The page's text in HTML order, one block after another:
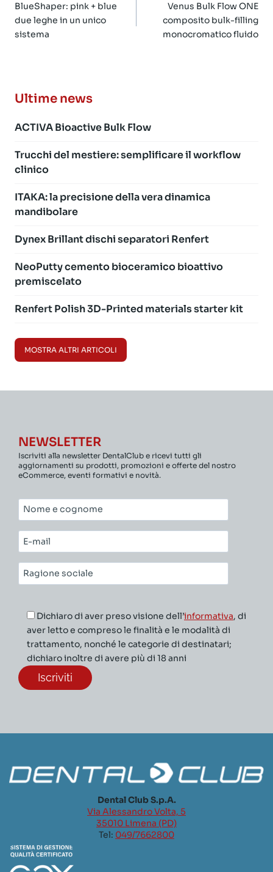
articoli
BlueShaper: pink + blue
due leghe in un unico
sistema
Venus Bulk Flow ONE
composito bulk-filling
monocromatico fluido
Ultime news
ACTIVA Bioactive Bulk Flow
Trucchi del mestiere: semplificare il workflow
clinico
ITAKA: la precisione della vera dinamica
mandibolare
Dynex Brillant dischi separatori Renfert
NeoPutty cemento bioceramico bioattivo
premiscelato
Renfert Polish 3D-Printed materials starter kit
MOSTRA ALTRI ARTICOLI
NEWSLETTER
Iscriviti alla newsletter DentalClub e ricevi tutti gli
aggiornamenti su prodotti, promozioni e offerte del nostro
eCommerce, eventi formativi e novità.
Nome
e
cognome*
E-
mail*
Ragione
sociale*
Dichiaro di aver preso visione dell’informativa, di
aver letto e compreso le finalità e le modalità di
trattamento, nonché le categorie di destinatari;
dichiaro inoltre di avere più di 18 anni
Dental Club S.p.A.
Via Alessandro Volta, 5
35010 Limena (PD)
Tel: 049/7662800